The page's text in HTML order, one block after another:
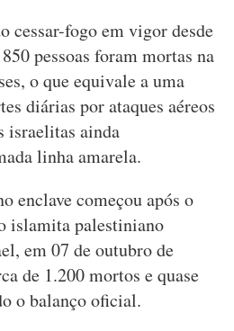
cessar-fogo em vigor desde
pessoas foram mortas na
o que equivale a uma
diárias por ataques aéreos
israelitas ainda
linha amarela.
enclave começou após o
islamita palestiniano
em 07 de outubro de
de 1.200 mortos e quase
o balanço oficial.